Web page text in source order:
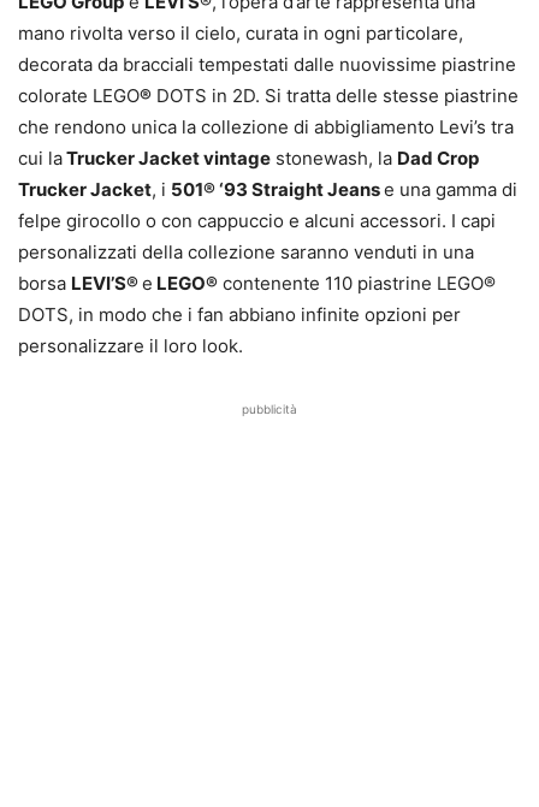
mano rivolta verso il cielo, curata in ogni particolare,
decorata da bracciali tempestati dalle nuovissime piastrine
colorate LEGO® DOTS in 2D. Si tratta delle stesse piastrine
che rendono unica la collezione di abbigliamento Levi’s tra
cui laTrucker Jacket vintage stonewash, la Dad Crop
Trucker Jacket, i 501® ‘93 Straight Jeanse una gamma di
felpe girocollo o con cappuccio e alcuni accessori. I capi
personalizzati della collezione saranno venduti in una
borsa LEVI’S®e LEGO® contenente 110 piastrine LEGO®
DOTS, in modo che i fan abbiano infinite opzioni per
personalizzare il loro look.
pubblicità